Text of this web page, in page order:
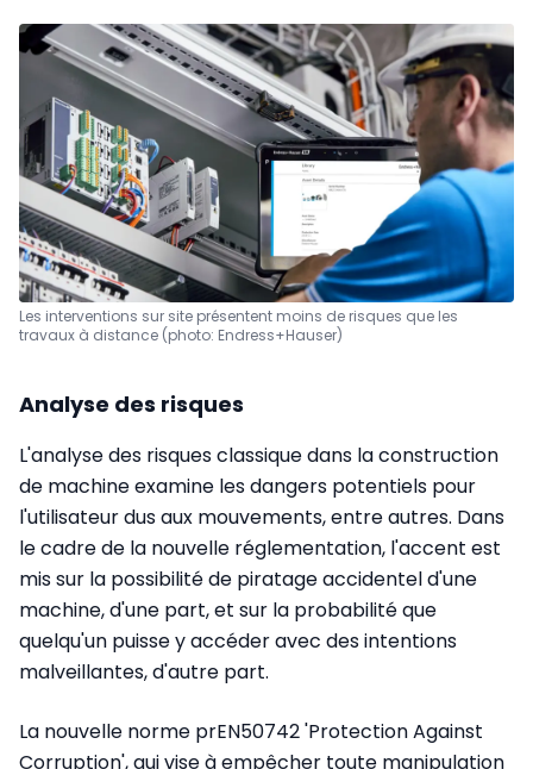
Les interventions sur site présentent moins de risques que les
travaux à distance (photo: Endress+Hauser)
Analyse des risques
L'analyse des risques classique dans la construction
de machine examine les dangers potentiels pour
l'utilisateur dus aux mouvements, entre autres. Dans
le cadre de la nouvelle réglementation, l'accent est
mis sur la possibilité de piratage accidentel d'une
machine, d'une part, et sur la probabilité que
quelqu'un puisse y accéder avec des intentions
malveillantes, d'autre part.
La nouvelle norme prEN50742 'Protection Against
Corruption', qui vise à empêcher toute manipulation